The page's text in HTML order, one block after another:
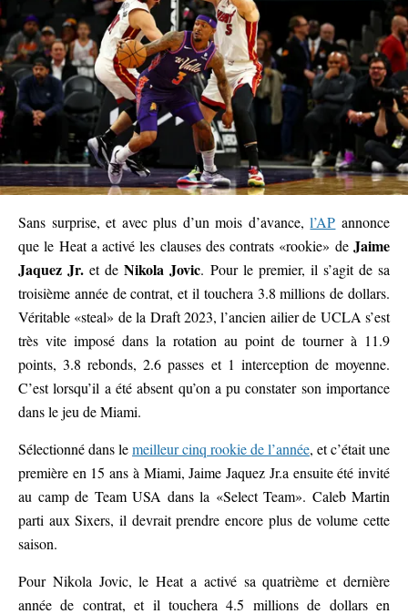
Sans surprise, et avec plus d’un mois d’avance,l’AP annonce
que le Heat a activé les clauses des contrats «rookie» de Jaime
Jaquez Jr. et deNikola Jovic. Pour le premier, il s’agit de sa
troisième année de contrat, et il touchera 3.8 millions de dollars.
Véritable «steal» de la Draft 2023, l’ancien ailier de UCLA s’est
très vite imposé dans la rotation au point de tourner à 11.9
points, 3.8 rebonds, 2.6 passes et 1 interception de moyenne.
C’est lorsqu’il a été absent qu’on a pu constater son importance
dans le jeu de Miami.
Sélectionné dans lemeilleur cinq rookie de l’année, et c’était une
première en 15 ans à Miami, Jaime Jaquez Jr.a ensuite été invité
au camp de Team USA dans la «Select Team». Caleb Martin
parti aux Sixers, il devrait prendre encore plus de volume cette
saison.
Pour Nikola Jovic, le Heat a activé sa quatrième et dernière
année de contrat, et il touchera 4.5 millions de dollars en